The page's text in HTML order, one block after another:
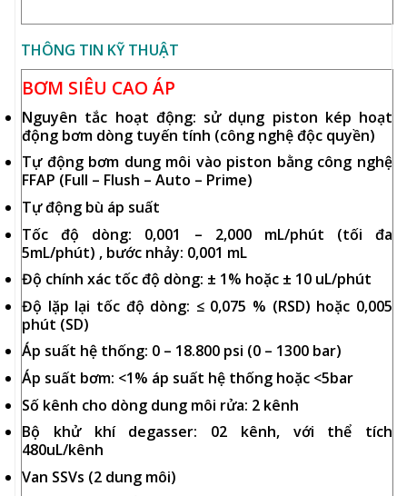
THÔNG TIN KỸ THUẬT
BƠM SIÊU CAO ÁP
Nguyên tắc hoạt động: sử dụng piston kép hoạt
động bơm dòng tuyến tính (công nghệ độc quyền)
Tự động bơm dung môi vào piston bằng công nghệ
FFAP (Full – Flush – Auto – Prime)
Tự động bù áp suất
Tốc độ dòng: 0,001 – 2,000 mL/phút (tối đa
5mL/phút) , bước nhảy: 0,001 mL
Độ chính xác tốc độ dòng: ± 1% hoặc ± 10 uL/phút
Độ lặp lại tốc độ dòng: ≤ 0,075 % (RSD) hoặc 0,005
phút (SD)
Áp suất hệ thống: 0 – 18.800 psi (0 – 1300 bar)
Áp suất bơm: <1% áp suất hệ thống hoặc <5bar
Số kênh cho dòng dung môi rửa: 2 kênh
Bộ khử khí degasser: 02 kênh, với thể tích
480uL/kênh
Van SSVs (2 dung môi)